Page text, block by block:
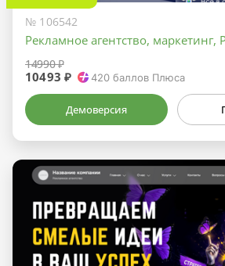
№ 106542
Рекламное агентство, маркетинг,
14990 ₽
10493 ₽ 420 баллов Плюса
Демоверсия